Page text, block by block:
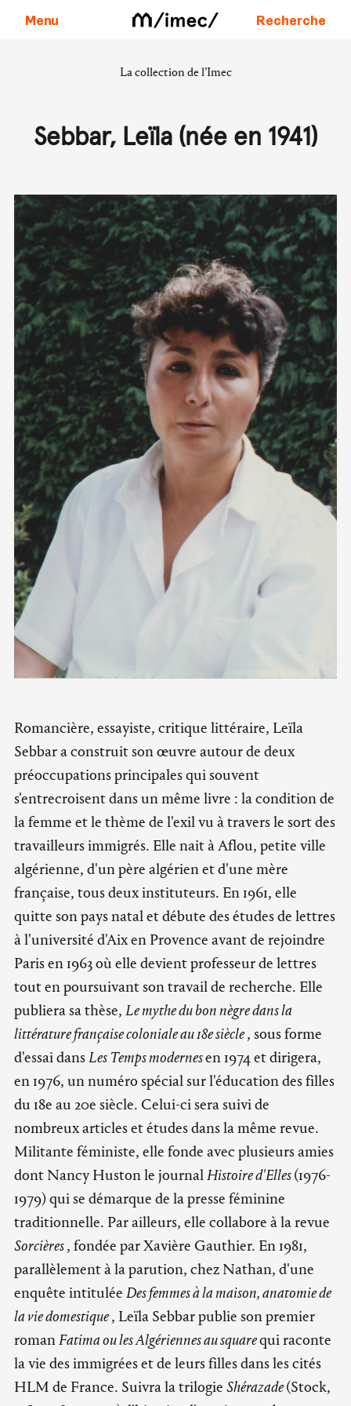
Menu Recherche
La collection de l’Imec
Sebbar, Leïla (née en 1941)
Romancière, essayiste, critique littéraire, Leïla
Sebbar a construit son œuvre autour de deux
préoccupations principales qui souvent
s'entrecroisent dans un même livre : la condition de
la femme et le thème de l'exil vu à travers le sort des
travailleurs immigrés. Elle nait à Aflou, petite ville
algérienne, d'un père algérien et d'une mère
française, tous deux instituteurs. En 1961, elle
quitte son pays natal et débute des études de lettres
à l'université d'Aix en Provence avant de rejoindre
Paris en 1963 où elle devient professeur de lettres
tout en poursuivant son travail de recherche. Elle
publiera sa thèse, Le mythe du bon nègre dans la
littérature française coloniale au 18e siècle, sous forme
d'essai dansLes Temps modernesen 1974 et dirigera,
en 1976, un numéro spécial sur l'éducation des filles
du 18e au 20e siècle. Celui-ci sera suivi de
nombreux articles et études dans la même revue.
Militante féministe, elle fonde avec plusieurs amies
dont Nancy Huston le journalHistoire d'Elles(1976-
1979) qui se démarque de la presse féminine
traditionnelle. Par ailleurs, elle collabore à la revue
Sorcières, fondée par Xavière Gauthier. En 1981,
parallèlement à la parution, chez Nathan, d'une
enquête intitulée Des femmes à la maison, anatomie de
la vie domestique, Leïla Sebbar publie son premier
romanFatima ou les Algériennes au squarequi raconte
la vie des immigrées et de leurs filles dans les cités
HLM de France. Suivra la trilogie Shérazade(Stock,